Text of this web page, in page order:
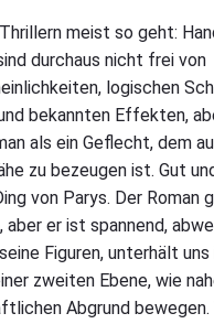
meist so geht:
durchaus nicht frei von
logischen
bekannten Effekten,
als ein Geflecht, dem
zu bezeugen ist. Gut
von Parys. Der Roman
er ist spannend,
Figuren, unterhält
zweiten Ebene, wie
Abgrund